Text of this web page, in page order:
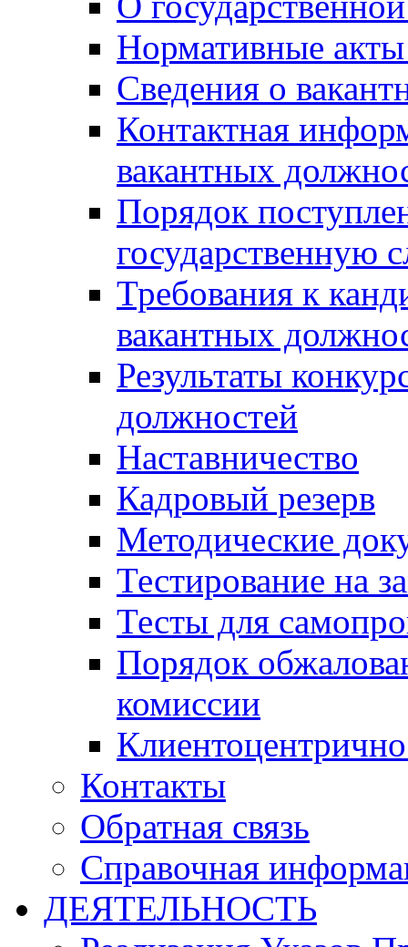
Нормативные акты
Сведения о
Контактная
вакантных
Порядок
государственную
Требования к
вакантных
Результаты
должностей
Наставничество
Кадровый резерв
Методические
Тестирование на
Тесты для
Порядок
комиссии
Контакты
Обратная связь
Справочная
ДЕЯТЕЛЬНОСТЬ